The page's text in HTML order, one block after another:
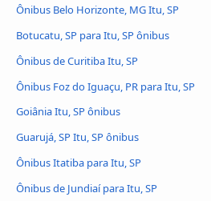
Ônibus Belo Horizonte, MG Itu, SP
Botucatu, SP para Itu, SP ônibus
Ônibus de Curitiba Itu, SP
Ônibus Foz do Iguaçu, PR para Itu, SP
Goiânia Itu, SP ônibus
Guarujá, SP Itu, SP ônibus
Ônibus Itatiba para Itu, SP
Ônibus de Jundiaí para Itu, SP